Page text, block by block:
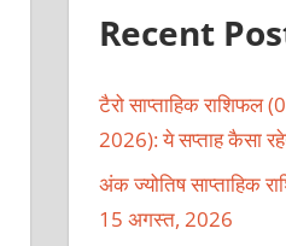
Recent
टैरो साप्ताहिक
2026): ये सप्ताह कैसा
अंक ज्योतिष साप्ताहिक
15 अगस्त, 2026